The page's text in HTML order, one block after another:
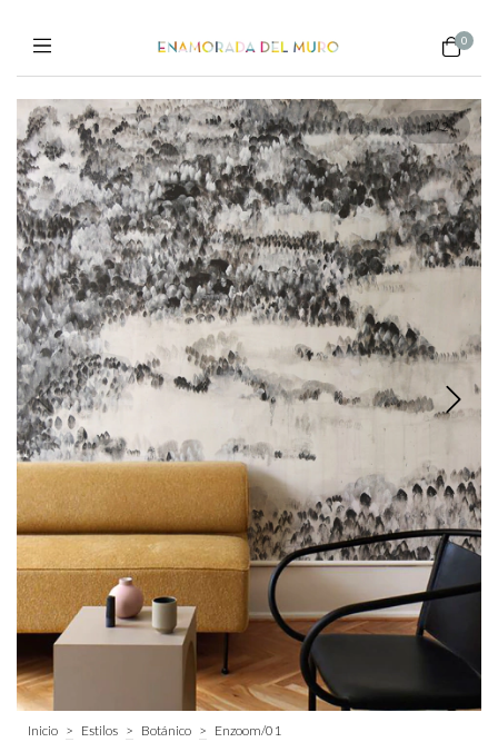
0
1/2
Inicio > Estilos > Botánico > Enzoom/01